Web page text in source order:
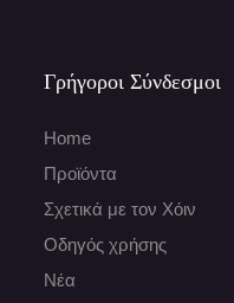
Γρήγοροι Σύνδεσμοι
Home
Προϊόντα
Σχετικά με τον Χόιν
Οδηγός χρήσης
Νέα